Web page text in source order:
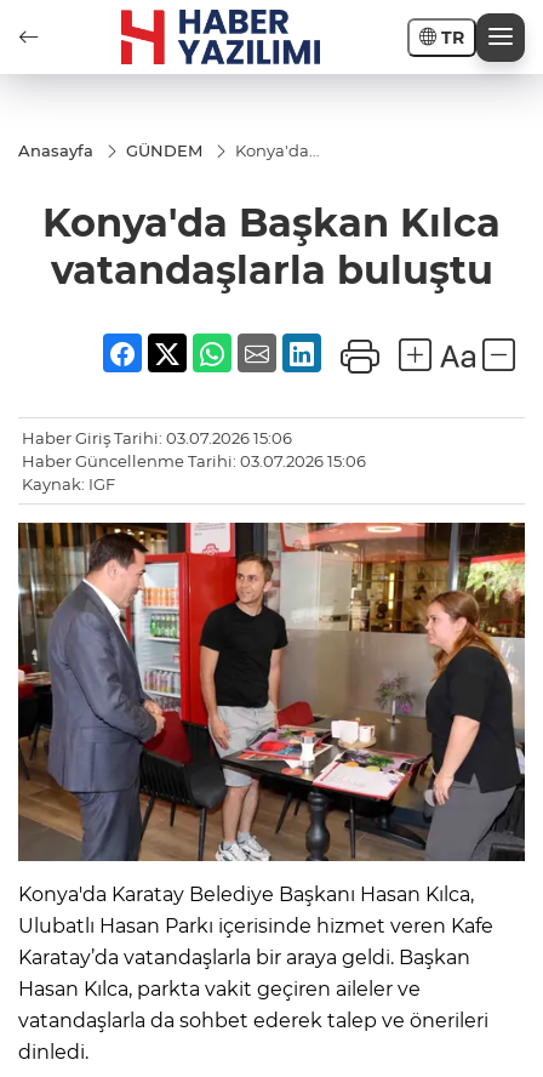
TR
Anasayfa GÜNDEM
Konya'da
buluştu
Konya'da Başkan Kılca
vatandaşlarla buluştu
Haber Giriş Tarihi: 03.07.2026 15:06
Haber Güncellenme Tarihi: 03.07.2026 15:06
Kaynak: IGF
Konya'da Karatay Belediye Başkanı Hasan Kılca,
Ulubatlı Hasan Parkı içerisinde hizmet veren Kafe
Karatay’da vatandaşlarla bir araya geldi. Başkan
Hasan Kılca, parkta vakit geçiren aileler ve
vatandaşlarla da sohbet ederek talep ve önerileri
dinledi.